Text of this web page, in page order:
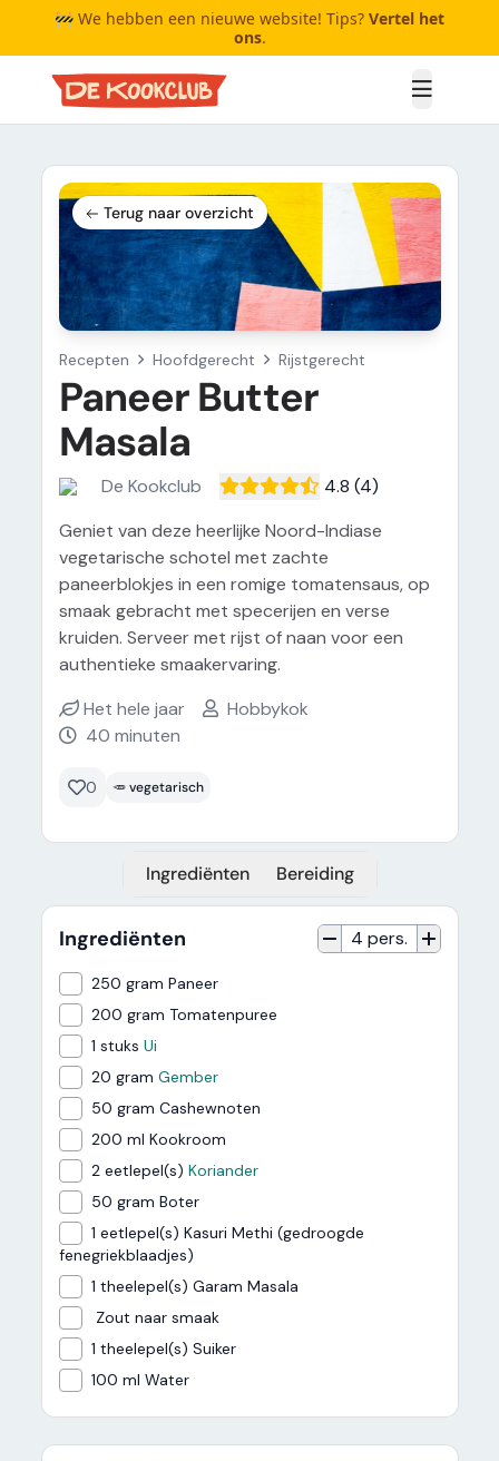
🚧 We hebben een nieuwe website! Tips? Vertel het
ons.
Open
Terug naar overzicht
Recepten Hoofdgerecht Rijstgerecht
Paneer Butter
Masala
De Kookclub 4.8 (4)
Geniet van deze heerlijke Noord-Indiase
vegetarische schotel met zachte
paneerblokjes in een romige tomatensaus, op
smaak gebracht met specerijen en verse
kruiden. Serveer met rijst of naan voor een
authentieke smaakervaring.
Het hele jaar
Hobbykok
40 minuten
0 🥕 vegetarisch
Ingrediënten Bereiding
Ingrediënten 4 pers.
250 gram Paneer
200 gram Tomatenpuree
1 stuks Ui
20 gram Gember
50 gram Cashewnoten
200 ml Kookroom
2 eetlepel(s) Koriander
50 gram Boter
1 eetlepel(s) Kasuri Methi (gedroogde
fenegriekblaadjes)
1 theelepel(s) Garam Masala
Zout naar smaak
1 theelepel(s) Suiker
100 ml Water